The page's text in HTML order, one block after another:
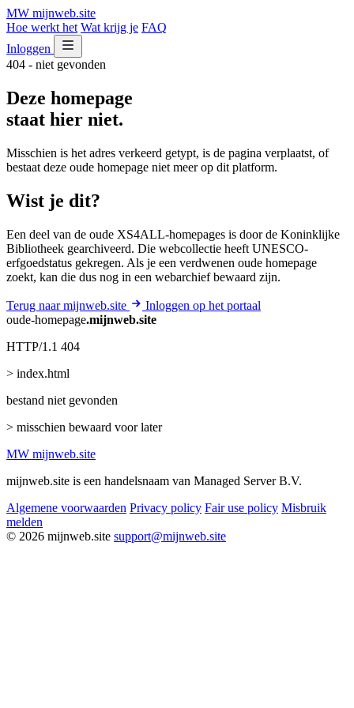
MW mijnweb.site
Hoe werkt het Wat krijg je FAQ
Inloggen
404 - niet gevonden
Deze homepage
staat hier niet.
Misschien is het adres verkeerd getypt, is de pagina verplaatst, of
bestaat deze oude homepage niet meer op dit platform.
Wist je dit?
Een deel van de oude XS4ALL-homepages is door de Koninklijke
Bibliotheek gearchiveerd. Die webcollectie heeft UNESCO-
erfgoedstatus gekregen. Als je een verdwenen oude homepage
zoekt, kan die dus nog in een webarchief bewaard zijn.
Terug naar mijnweb.site
Inloggen op het portaal
oude-homepage.mijnweb.site
HTTP/1.1 404
> index.html
bestand niet gevonden
> misschien bewaard voor later
MW mijnweb.site
mijnweb.site is een handelsnaam van Managed Server B.V.
Algemene voorwaarden Privacy policy Fair use policy Misbruik
melden
© 2026 mijnweb.site support@mijnweb.site